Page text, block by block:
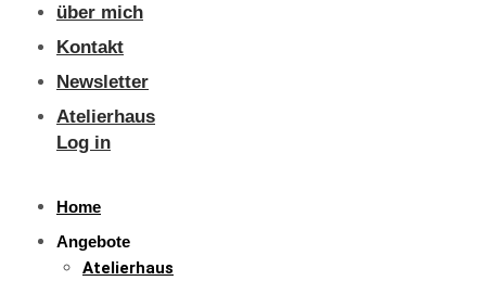
über mich
Kontakt
Newsletter
Atelierhaus
Log in
Home
Angebote
Atelierhaus